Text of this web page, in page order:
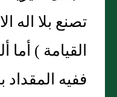
تصنع بلا اله
القيامة )
ففيه